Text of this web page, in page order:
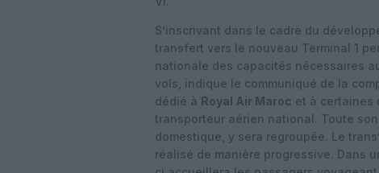
S’inscrivant dans le cadre du
transfert vers le nouveau Terminal 1
nationale des capacités nécessaires
vols, indique le communiqué de la
dédié à Royal Air Maroc et à certaines
transporteur aérien national. Toute
domestique, y sera regroupée. Le
réalisé de manière progressive. Dans